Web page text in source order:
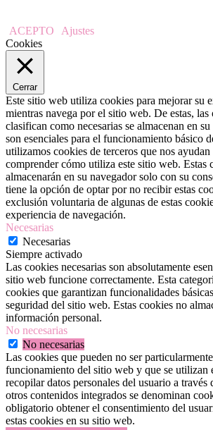
ACEPTO
Ajustes
Cookies
Cerrar
Este sitio web utiliza cookies para mejorar su
mientras navega por el sitio web. De estas, las
clasifican como necesarias se almacenan en
son esenciales para el funcionamiento básico
utilizamos cookies de terceros que nos
comprender cómo utiliza este sitio web. Estas
almacenarán en su navegador solo con su
tiene la opción de optar por no recibir estas
exclusión voluntaria de algunas de estas
experiencia de navegación.
Necesarias
Necesarias
Siempre activado
Las cookies necesarias son absolutamente
sitio web funcione correctamente. Esta
cookies que garantizan funcionalidades
seguridad del sitio web. Estas cookies no
información personal.
No necesarias
No necesarias
Las cookies que pueden no ser
funcionamiento del sitio web y que se utilizan
recopilar datos personales del usuario a través
otros contenidos integrados se denominan
obligatorio obtener el consentimiento del
estas cookies en su sitio web.